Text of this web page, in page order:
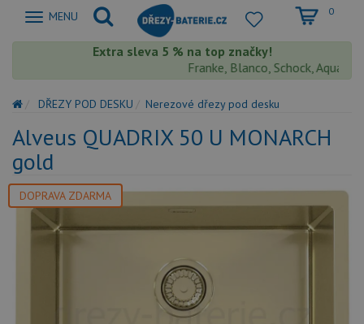
Zobrazit
MENU 0
Extra sleva 5 % na top značky!
Franke, Blanco, Schock,
DŘEZY POD DESKU Nerezové dřezy pod desku
Alveus QUADRIX 50 U MONARCH
gold
DOPRAVA ZDARMA